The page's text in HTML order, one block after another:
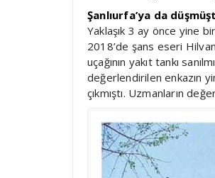
Şanlıurfa’ya da
Yaklaşık 3 ay önce yine
2018’de şans eseri
uçağının yakıt tankı
değerlendirilen enkazın
çıkmıştı. Uzmanların